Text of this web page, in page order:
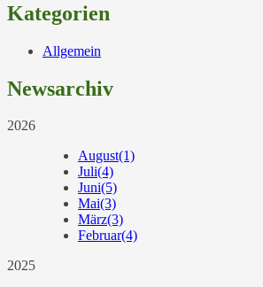
Kategorien
Allgemein
Newsarchiv
2026
August(1)
Juli(4)
Juni(5)
Mai(3)
März(3)
Februar(4)
2025